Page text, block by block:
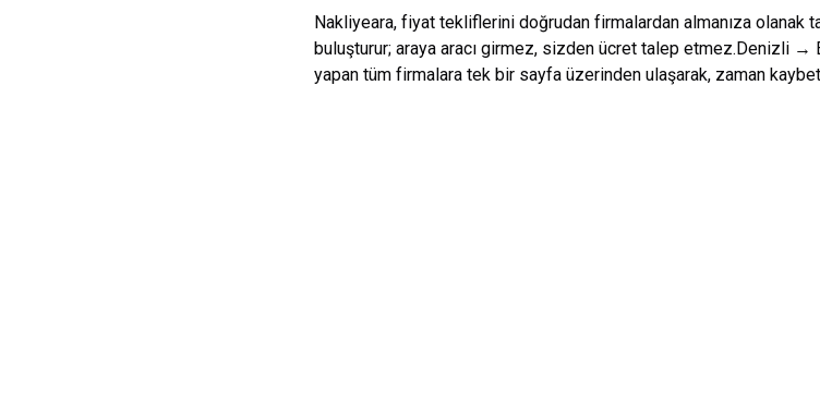
Nakliyeara, fiyat tekliflerini doğrudan firmalardan almanıza olanak
buluşturur; araya aracı girmez, sizden ücret talep etmez.Denizli →
yapan tüm firmalara tek bir sayfa üzerinden ulaşarak, zaman